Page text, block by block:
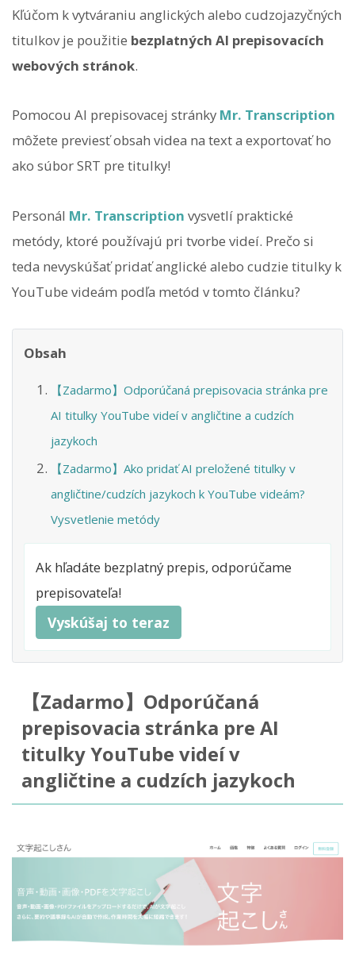
Kľúčom k vytváraniu anglických alebo cudzojazyčných
titulkov je použitie bezplatných AI prepisovacích
webových stránok.
Pomocou AI prepisovacej stránky Mr. Transcription
môžete previesť obsah videa na text a exportovať ho
ako súbor SRT pre titulky!
Personál Mr. Transcription vysvetlí praktické
metódy, ktoré používajú pri tvorbe videí. Prečo si
teda nevyskúšať pridať anglické alebo cudzie titulky k
YouTube videám podľa metód v tomto článku?
Obsah
【Zadarmo】Odporúčaná prepisovacia stránka pre
AI titulky YouTube videí v angličtine a cudzích
jazykoch
【Zadarmo】Ako pridať AI preložené titulky v
angličtine/cudzích jazykoch k YouTube videám?
Vysvetlenie metódy
Ak hľadáte bezplatný prepis, odporúčame
prepisovateľa!
Vyskúšaj to teraz
【Zadarmo】Odporúčaná
prepisovacia stránka pre AI
titulky YouTube videí v
angličtine a cudzích jazykoch